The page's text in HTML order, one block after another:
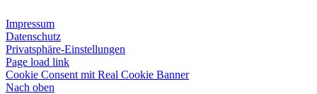
Impressum
Datenschutz
Privatsphäre-Einstellungen
Page load link
Cookie Consent mit Real Cookie Banner
Nach oben